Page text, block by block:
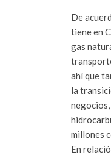
De
tiene en
gas
ahí que
la
millones
En